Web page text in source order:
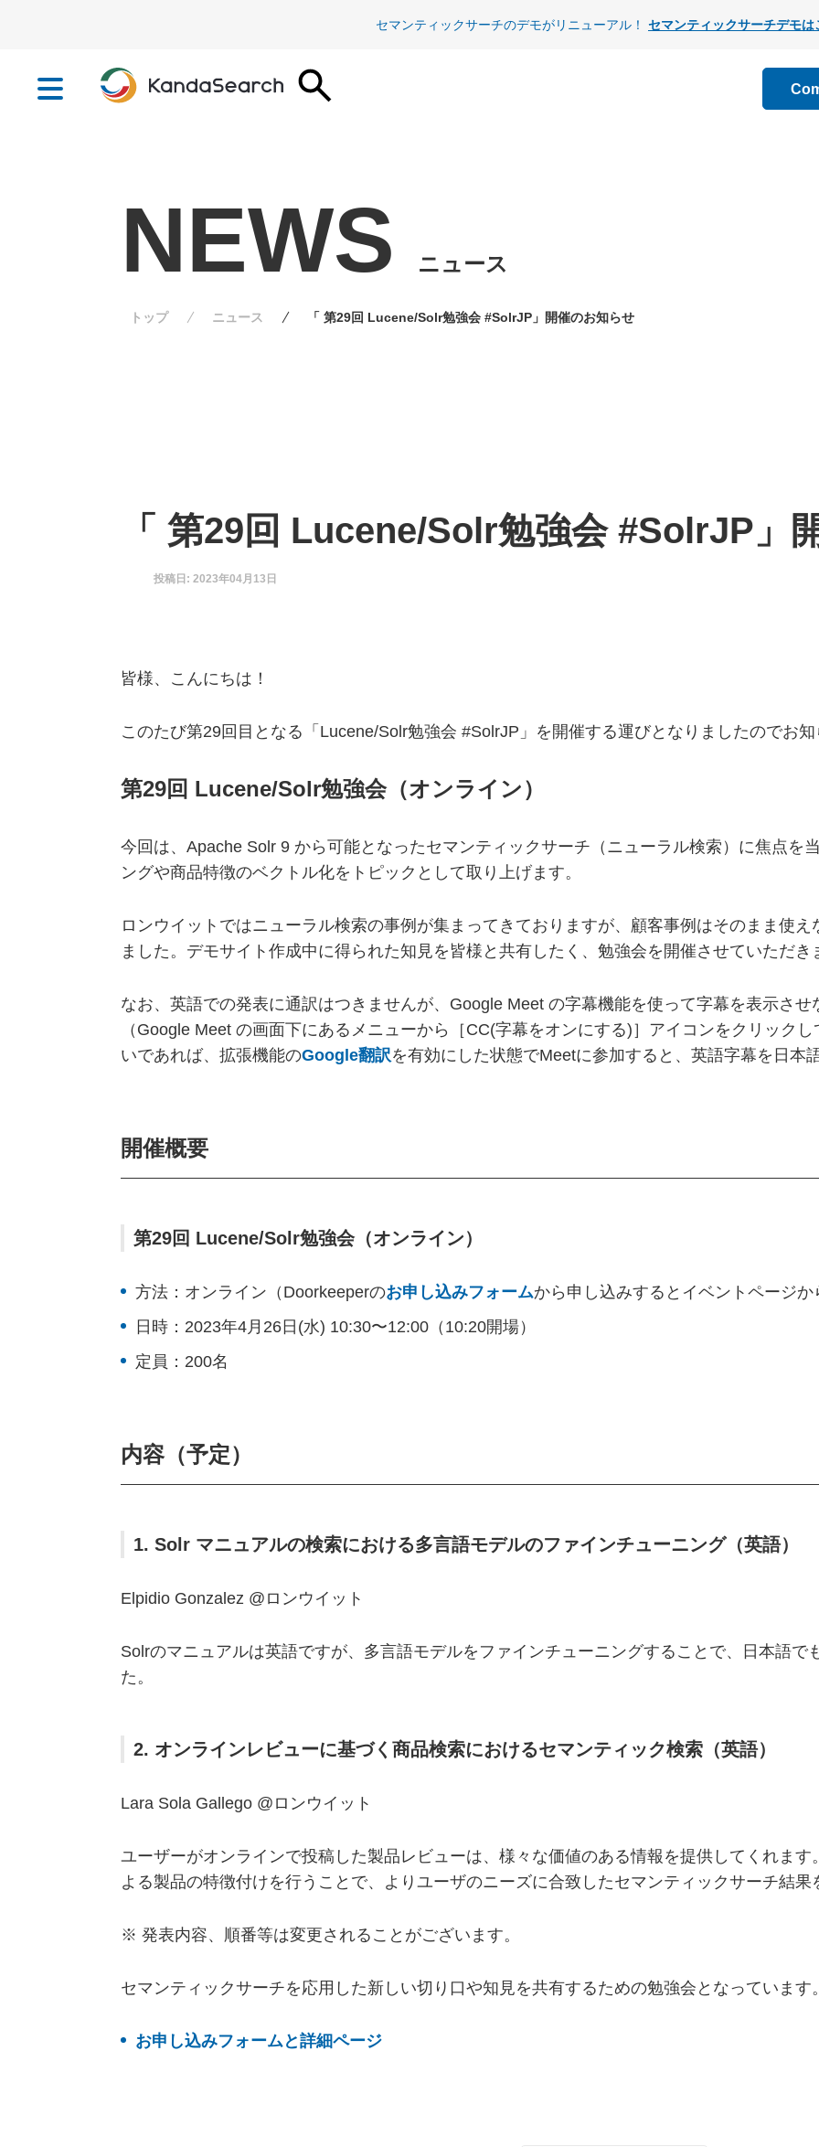
セマンティックサーチのデモがリニューアル！ セマンティックサーチデモは
NEWS ニュース
トップ ニュース 「 第29回 Lucene/Solr勉強会 #SolrJP」開催のお知らせ
「 第29回 Lucene/Solr勉強会 #SolrJP」
投稿日: 2023年04月13日
皆様、こんにちは！
このたび第29回目となる「Lucene/Solr勉強会 #SolrJP」を開催する運びとなりましたのでお
第29回 Lucene/Solr勉強会（オンライン）
今回は、Apache Solr 9 から可能となったセマンティックサーチ（ニューラル検索）に焦点を
ングや商品特徴のベクトル化をトピックとして取り上げます。
ロンウイットではニューラル検索の事例が集まってきておりますが、顧客事例はそのまま使
ました。デモサイト作成中に得られた知見を皆様と共有したく、勉強会を開催させていただき
なお、英語での発表に通訳はつきませんが、Google Meet の字幕機能を使って字幕を表示さ
（Google Meet の画面下にあるメニューから［CC(字幕をオンにする)］アイコンをクリック
いであれば、拡張機能のGoogle翻訳を有効にした状態でMeetに参加すると、英語字幕を日本
開催概要
第29回 Lucene/Solr勉強会（オンライン）
方法：オンライン（Doorkeeperのお申し込みフォームから申し込みするとイベントページ
日時：2023年4月26日(水) 10:30〜12:00（10:20開場）
定員：200名
内容（予定）
1. Solr マニュアルの検索における多言語モデルのファインチューニング（英語）
Elpidio Gonzalez @ロンウイット
Solrのマニュアルは英語ですが、多言語モデルをファインチューニングすることで、日本語で
た。
2. オンラインレビューに基づく商品検索におけるセマンティック検索（英語）
Lara Sola Gallego @ロンウイット
ユーザーがオンラインで投稿した製品レビューは、様々な価値のある情報を提供してくれま
よる製品の特徴付けを行うことで、よりユーザのニーズに合致したセマンティックサーチ結
※ 発表内容、順番等は変更されることがございます。
セマンティックサーチを応用した新しい切り口や知見を共有するための勉強会となっていま
お申し込みフォームと詳細ページ